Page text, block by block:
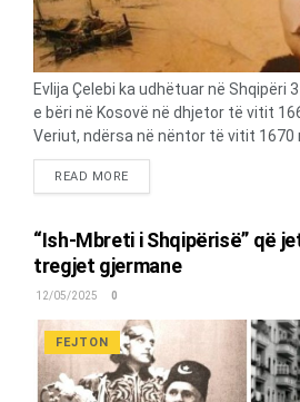
Evlija Çelebi ka udhëtuar në Shqipëri
e bëri në Kosovë në dhjetor të vitit
Veriut, ndërsa në nëntor të vitit 1670
Jugut. Vepra është burim kryesor me
për kohën. Ajo përmban material të
Vepra ka rëndësi shoqërore,
historinë e Shqipërisë. JA ÇKA
“Qyteti i Delvinës ndodhet në një
shtëpitë janë aq larg nga njëra-tjetra
shigjete të hedhur. Nëse një shtëpi
komshinjtë e marrin vesh. Për këtë
kanë një kullë të...
READ MOREDETAILS
“Ish-Mbreti i Shqipërisë” që
tregjet gjermane
12/05/2025 0
FEJTON